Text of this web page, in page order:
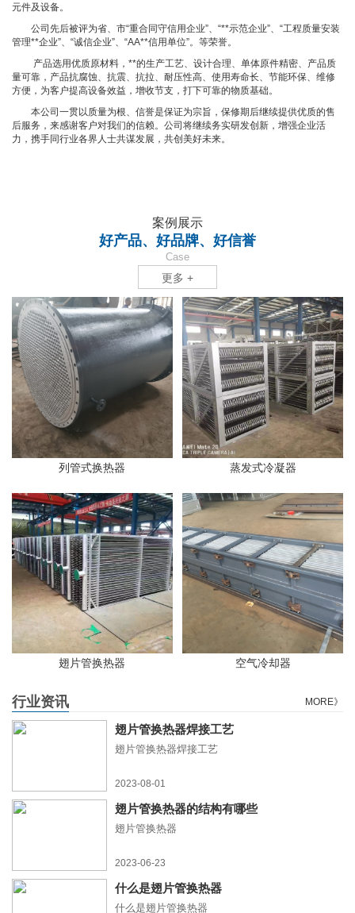
元件及设备。
公司先后被评为省、市“重合同守信用企业”、“**示范企业”、“工程质量安装
管理**企业”、“诚信企业”、“AA**信用单位”。等荣誉。
产品选用优质原材料，**的生产工艺、设计合理、单体原件精密、产品质
量可靠，产品抗腐蚀、抗震、抗拉、耐压性高、使用寿命长、节能环保、维修
方便，为客户提高设备效益，增收节支，打下可靠的物质基础。
本公司一贯以质量为根、信誉是保证为宗旨，保修期后继续提供优质的售
后服务，来感谢客户对我们的信赖。公司将继续务实研发创新，增强企业活
力，携手同行业各界人士共谋发展，共创美好未来。
案例展示
好产品、好品牌、好信誉
Case
更多 +
列管式换热器 蒸发式冷凝器
翅片管换热器 空气冷却器
行业资讯 MORE》
翅片管换热器焊接工艺
翅片管换热器焊接工艺
2023-08-01
翅片管换热器的结构有哪些
翅片管换热器
2023-06-23
什么是翅片管换热器
什么是翅片管换热器